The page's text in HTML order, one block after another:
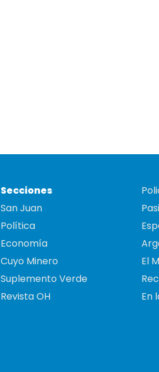
Secciones
San Juan
Política
Economía
Cuyo Minero
Suplemento Verde
Revista OH
El
En